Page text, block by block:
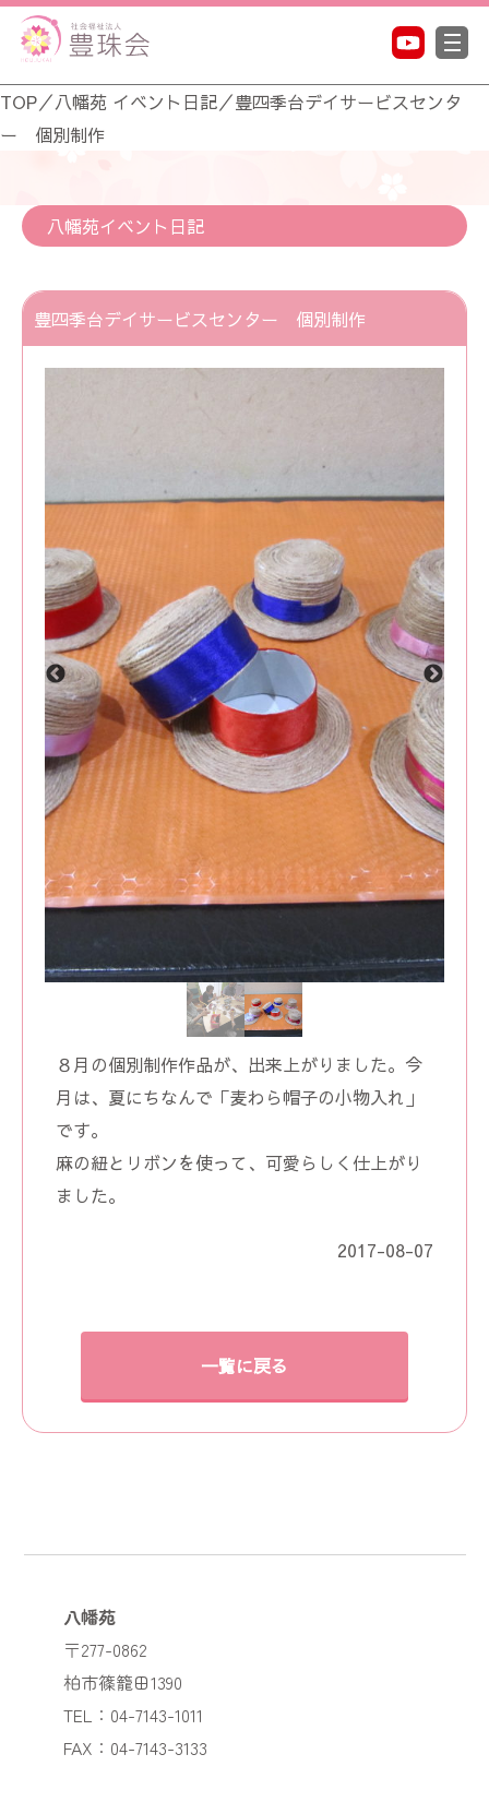
TOP／八幡苑 イベント日記／豊四季台デイサービスセンタ
ー 個別制作
八幡苑イベント日記
豊四季台デイサービスセンター 個別制作
８月の個別制作作品が、出来上がりました。今
月は、夏にちなんで「麦わら帽子の小物入れ」
です。
麻の紐とリボンを使って、可愛らしく仕上がり
ました。
2017-08-07
一覧に戻る
八幡苑
〒277-0862
柏市篠籠田1390
TEL：04-7143-1011
FAX：04-7143-3133